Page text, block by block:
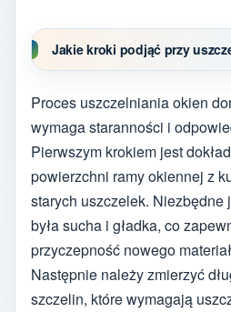
Jakie kroki podjąć przy
Proces uszczelniania okien
wymaga staranności i
Pierwszym krokiem jest
powierzchni ramy okiennej z
starych uszczelek. Niezbędne
była sucha i gładka, co
przyczepność nowego
Następnie należy zmierzyć
szczelin, które wymagają